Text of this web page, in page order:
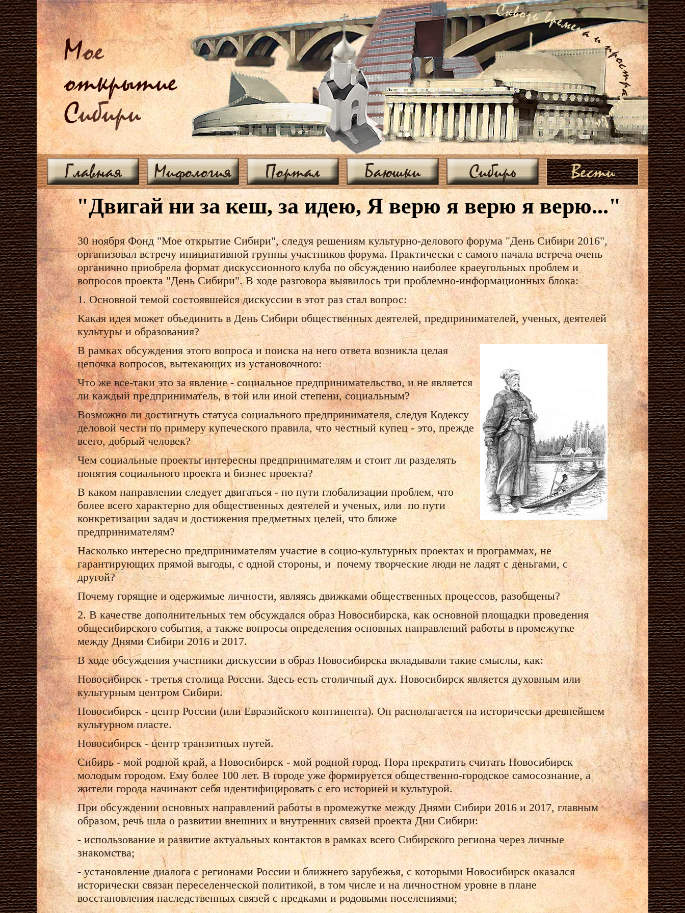
Мое
открытие
Сибири
Главная Мифология Портал Баюшки Сибирь Вести
"Двигай ни за кеш, за идею, Я верю я верю я верю..."
30 ноября Фонд "Мое открытие Сибири", следуя решениям культурно-делового форума "День Сибири 2016",
организовал встречу инициативной группы участников форума. Практически с самого начала встреча очень
органично приобрела формат дискуссионного клуба по обсуждению наиболее краеугольных проблем и
вопросов проекта "День Сибири". В ходе разговора выявилось три проблемно-информационных блока:
1. Основной темой состоявшейся дискуссии в этот раз стал вопрос:
Какая идея может объединить в День Сибири общественных деятелей, предпринимателей, ученых, деятелей
культуры и образования?
В рамках обсуждения этого вопроса и поиска на него ответа возникла целая
цепочка вопросов, вытекающих из установочного:
Что же все-таки это за явление - социальное предпринимательство, и не является
ли каждый предприниматель, в той или иной степени, социальным?
Возможно ли достигнуть статуса социального предпринимателя, следуя Кодексу
деловой чести по примеру купеческого правила, что честный купец - это, прежде
всего, добрый человек?
Чем социальные проекты интересны предпринимателям и стоит ли разделять
понятия социального проекта и бизнес проекта?
В каком направлении следует двигаться - по пути глобализации проблем, что
более всего характерно для общественных деятелей и ученых, или по пути
конкретизации задач и достижения предметных целей, что ближе
предпринимателям?
Насколько интересно предпринимателям участие в социо-культурных проектах и программах, не
гарантирующих прямой выгоды, с одной стороны, и почему творческие люди не ладят с деньгами, с
другой?
Почему горящие и одержимые личности, являясь движками общественных процессов, разобщены?
2. В качестве дополнительных тем обсуждался образ Новосибирска, как основной площадки проведения
общесибирского события, а также вопросы определения основных направлений работы в промежутке
между Днями Сибири 2016 и 2017.
В ходе обсуждения участники дискуссии в образ Новосибирска вкладывали такие смыслы, как:
Новосибирск - третья столица России. Здесь есть столичный дух. Новосибирск является духовным или
культурным центром Сибири.
Новосибирск - центр России (или Евразийского континента). Он располагается на исторически древнейшем
культурном пласте.
Новосибирск - центр транзитных путей.
Сибирь - мой родной край, а Новосибирск - мой родной город. Пора прекратить считать Новосибирск
молодым городом. Ему более 100 лет. В городе уже формируется общественно-городское самосознание, а
жители города начинают себя идентифицировать с его историей и культурой.
При обсуждении основных направлений работы в промежутке между Днями Сибири 2016 и 2017, главным
образом, речь шла о развитии внешних и внутренних связей проекта Дни Сибири:
- использование и развитие актуальных контактов в рамках всего Сибирского региона через личные
знакомства;
- установление диалога с регионами России и ближнего зарубежья, с которыми Новосибирск оказался
исторически связан переселенческой политикой, в том числе и на личностном уровне в плане
восстановления наследственных связей с предками и родовыми поселениями;